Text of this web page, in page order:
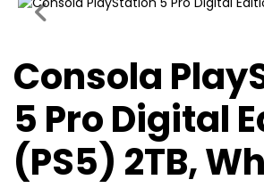
Previous
Consola
5 Pro Digital
(PS5) 2TB,